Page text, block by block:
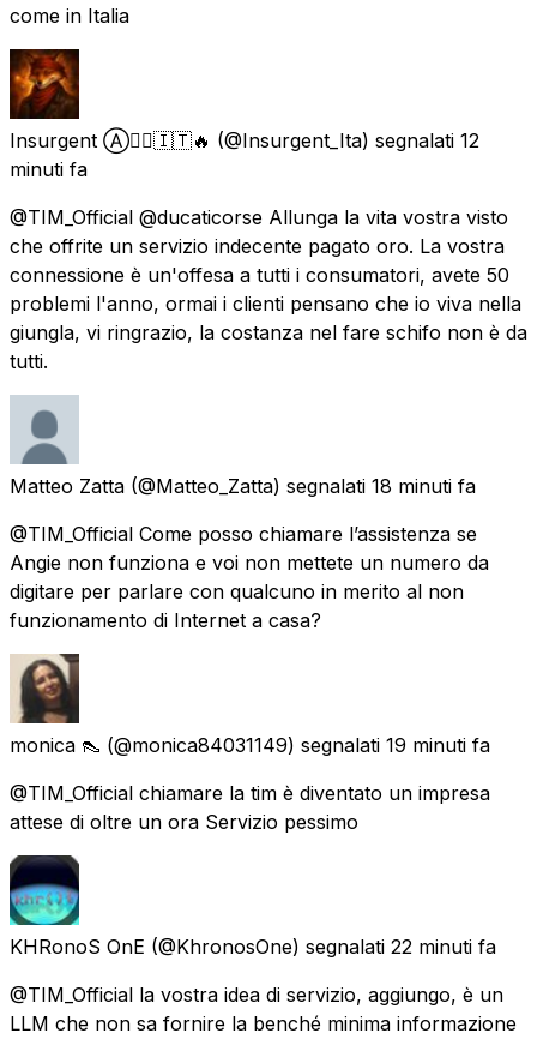
come in Italia
Insurgent Ⓐ🏴‍☠️🇮🇹🔥 (@Insurgent_Ita) segnalati 12
minuti fa
@TIM_Official @ducaticorse Allunga la vita vostra visto
che offrite un servizio indecente pagato oro. La vostra
connessione è un'offesa a tutti i consumatori, avete 50
problemi l'anno, ormai i clienti pensano che io viva nella
giungla, vi ringrazio, la costanza nel fare schifo non è da
tutti.
Matteo Zatta (@Matteo_Zatta) segnalati 18 minuti fa
@TIM_Official Come posso chiamare l’assistenza se
Angie non funziona e voi non mettete un numero da
digitare per parlare con qualcuno in merito al non
funzionamento di Internet a casa?
monica 👠 (@monica84031149) segnalati 19 minuti fa
@TIM_Official chiamare la tim è diventato un impresa
attese di oltre un ora Servizio pessimo
KHRonoS OnE (@KhronosOne) segnalati 22 minuti fa
@TIM_Official la vostra idea di servizio, aggiungo, è un
LLM che non sa fornire la benché minima informazione